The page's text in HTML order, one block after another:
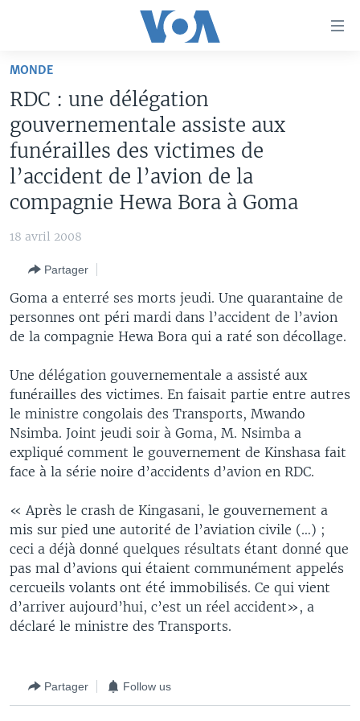
Retour
navigation
principale
Retour
la
ÉTATS-UNIS
MONDE
SPORT
LE MONDE AUJOURD'HUI
VOA60 AFRIQUE
WASHINGTON FORUM
CORRESPONDANT VOA
VOUS + NOUS
CARNET DE SANTÉ
RADIO
LE MONDE AUJOURD'HUI
À VOTRE AVIS
VOTRE SANTÉ VOTRE AVENIR
DIALOGUE DES RELIGIONS
RM SHOW
AUTRES LANGUES
BAMBARA
FULFULDE
Apprenez L'anglais
Langues
MONDE
RDC : une délégation
gouvernementale assiste aux
funérailles des victimes de
l’accident de l’avion de la
compagnie Hewa Bora à Goma
18 avril 2008
Partager
Goma a enterré ses morts jeudi. Une quarantaine de
personnes ont péri mardi dans l’accident de l’avion
de la compagnie Hewa Bora qui a raté son décollage.
Une délégation gouvernementale a assisté aux
funérailles des victimes. En faisait partie entre autres
le ministre congolais des Transports, Mwando
Nsimba. Joint jeudi soir à Goma, M. Nsimba a
expliqué comment le gouvernement de Kinshasa fait
face à la série noire d’accidents d’avion en RDC.
« Après le crash de Kingasani, le gouvernement a
mis sur pied une autorité de l’aviation civile (…) ;
ceci a déjà donné quelques résultats étant donné que
pas mal d’avions qui étaient communément appelés
cercueils volants ont été immobilisés. Ce qui vient
d’arriver aujourd’hui, c’est un réel accident», a
déclaré le ministre des Transports.
Partager Follow us